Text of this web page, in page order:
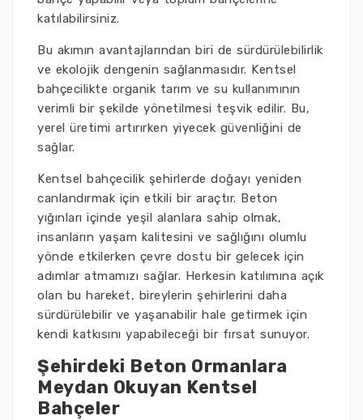
katılabilirsiniz.
Bu akımın avantajlarından biri de sürdürülebilirlik
ve ekolojik dengenin sağlanmasıdır. Kentsel
bahçecilikte organik tarım ve su kullanımının
verimli bir şekilde yönetilmesi teşvik edilir. Bu,
yerel üretimi artırırken yiyecek güvenliğini de
sağlar.
Kentsel bahçecilik şehirlerde doğayı yeniden
canlandırmak için etkili bir araçtır. Beton
yığınları içinde yeşil alanlara sahip olmak,
insanların yaşam kalitesini ve sağlığını olumlu
yönde etkilerken çevre dostu bir gelecek için
adımlar atmamızı sağlar. Herkesin katılımına açık
olan bu hareket, bireylerin şehirlerini daha
sürdürülebilir ve yaşanabilir hale getirmek için
kendi katkısını yapabileceği bir fırsat sunuyor.
Şehirdeki Beton Ormanlara
Meydan Okuyan Kentsel
Bahçeler